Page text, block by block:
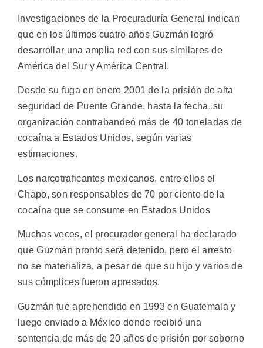
Investigaciones de la Procuraduría General indican
que en los últimos cuatro años Guzmán logró
desarrollar una amplia red con sus similares de
América del Sur y América Central.
Desde su fuga en enero 2001 de la prisión de alta
seguridad de Puente Grande, hasta la fecha, su
organización contrabandeó más de 40 toneladas de
cocaína a Estados Unidos, según varias
estimaciones.
Los narcotraficantes mexicanos, entre ellos el
Chapo, son responsables de 70 por ciento de la
cocaína que se consume en Estados Unidos
Muchas veces, el procurador general ha declarado
que Guzmán pronto será detenido, pero el arresto
no se materializa, a pesar de que su hijo y varios de
sus cómplices fueron apresados.
Guzmán fue aprehendido en 1993 en Guatemala y
luego enviado a México donde recibió una
sentencia de más de 20 años de prisión por soborno